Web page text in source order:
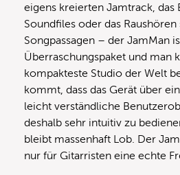
eigens kreierten Jamtrack, das
Soundfiles oder das
Songpassagen – der JamMan
Überraschungspaket und man
kompakteste Studio der Welt
kommt, dass das Gerät über
leicht verständliche
deshalb sehr intuitiv zu
bleibt massenhaft Lob. Der
nur für Gitarristen eine echte